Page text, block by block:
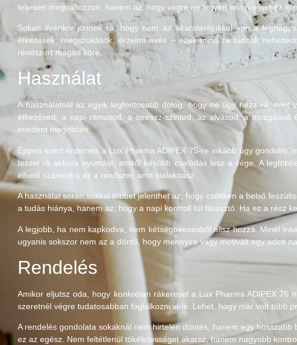
teljesen megváltozzon, hanem az, hogy végre ne legyen ennyire nehéz
Sokan ilyenkor jönnek rá, hogy nem az akaraterejükkel van a
étkezések, megszokások, érzelmi evés – ezek mind rá tudnak
rendszert magad köré.
Használat
A használatnál az egyik legfontosabb dolog, hogy ne úgy nézz rá, mint
étkezésed, a napi ritmusod, a stressz-szinted, az alvásod, a
mindent megoldani.
Éppen ezért érdemes a Lux Pharma ADIPEX 75-re inkább úgy
teszel rá akkora nyomást, amitől később csalódás lesz a vége. A
élhető számodra az a rendszer, amit kialakítasz.
A használat során sokkal többet jelenthet az, hogy csökken a belső
a tudás hiánya, hanem az, hogy a napi kontroll túl fárasztó. Ha ez a rész
A legjobb, ha nem kapkodva, nem kétségbeesésből állsz hozzá. Minél
ugyanis sokszor nem az a döntő, hogy mennyire vagy motivált egy adott
Rendelés
Amikor eljutsz oda, hogy konkrétan rákeresel a Lux Pharma ADIPEX
szeretnél végre tudatosabban foglalkozni vele. Lehet, hogy már volt több
A rendelés gondolata sokaknál nem hirtelen döntés, hanem egy
ez az egész. Nem feltétlenül tökéletességet akarsz, hanem nagyobb